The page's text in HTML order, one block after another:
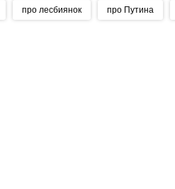
про лесбиянок про Путина